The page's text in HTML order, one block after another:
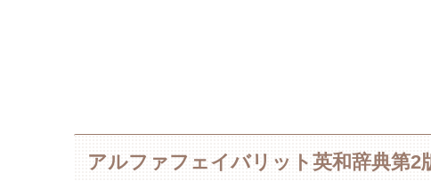
アルファフェイバリット英和辞典第2